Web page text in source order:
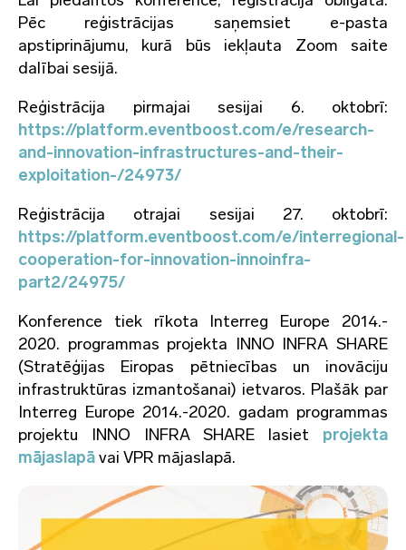
Pēc reģistrācijas saņemsiet e-pasta
apstiprinājumu, kurā būs iekļauta Zoom saite
dalībai sesijā.
Reģistrācija pirmajai sesijai 6. oktobrī:
https://platform.eventboost.com/e/research-
and-innovation-infrastructures-and-their-
exploitation-/24973/
Reģistrācija otrajai sesijai 27. oktobrī:
https://platform.eventboost.com/e/interregional-
cooperation-for-innovation-innoinfra-
part2/24975/
Konference tiek rīkota Interreg Europe 2014.-
2020. programmas projekta INNO INFRA SHARE
(Stratēģijas Eiropas pētniecības un inovāciju
infrastruktūras izmantošanai) ietvaros. Plašāk par
Interreg Europe 2014.-2020. gadam programmas
projektu INNO INFRA SHARE lasiet projekta
mājaslapāvai VPR mājaslapā.